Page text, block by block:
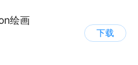
绘画
下载